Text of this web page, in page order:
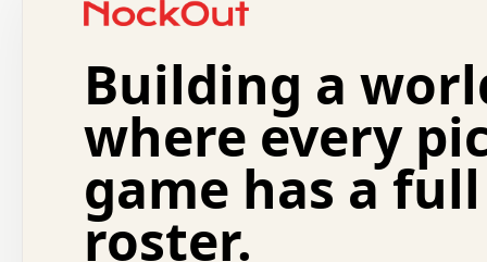
.   +   .   .   o   .   .   .   .   .   .   :   .
.   .   .   o   .   .   .   .   .   .   .   .   x   .
.   .   .   .   +   .   .   .   .   .   .   .   +
.   :   .   .   .   .   .   .   .   .   o   .   .
.   .   .   x   .   .   .   .   .   .   :   .   .   o
.   .   .   .   :   .   .   .   .   o   .   .   .
+   .   .   :   .   .   .   .   .   .   .   .   .
.   .   .   .   .   .   .   :   .   .   .   .   .
.   .   .   .   .   .   .   +   .   .   x   .   .
.   .   .   .   .   :   +   .   .   .   .   .   o
Building a
where every
game has a full
roster.